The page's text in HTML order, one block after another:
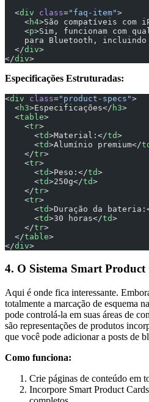
  <
div class="faq-item">
    <
h4>São compatíveis com
    <
p>Sim, funcionam com
para Bluetooth,
  </
div>
</div>
Especificações Estruturadas:
<div class="product-specs">
  <
h3>Especificações</ h3>
  <
table>
    <
tr>
      <
td>Material:</td>
      <
td>Alumínio premium</
    </
tr>
    <
tr>
      <
td>Peso:</td>
      <
td>250g</td>
    </
tr>
    <
tr>
      <
td>Duração da
      <
td>30 horas</td>
    </
tr>
  </
table>
</div>
4. O Sistema Smart Product
Aqui é onde fica interessante.
totalmente a marcação de esquema
pode controlá-la em suas áreas de
são representações de produtos
que você pode adicionar a posts de
Como funciona:
Crie páginas de conteúdo em
Incorpore Smart Product